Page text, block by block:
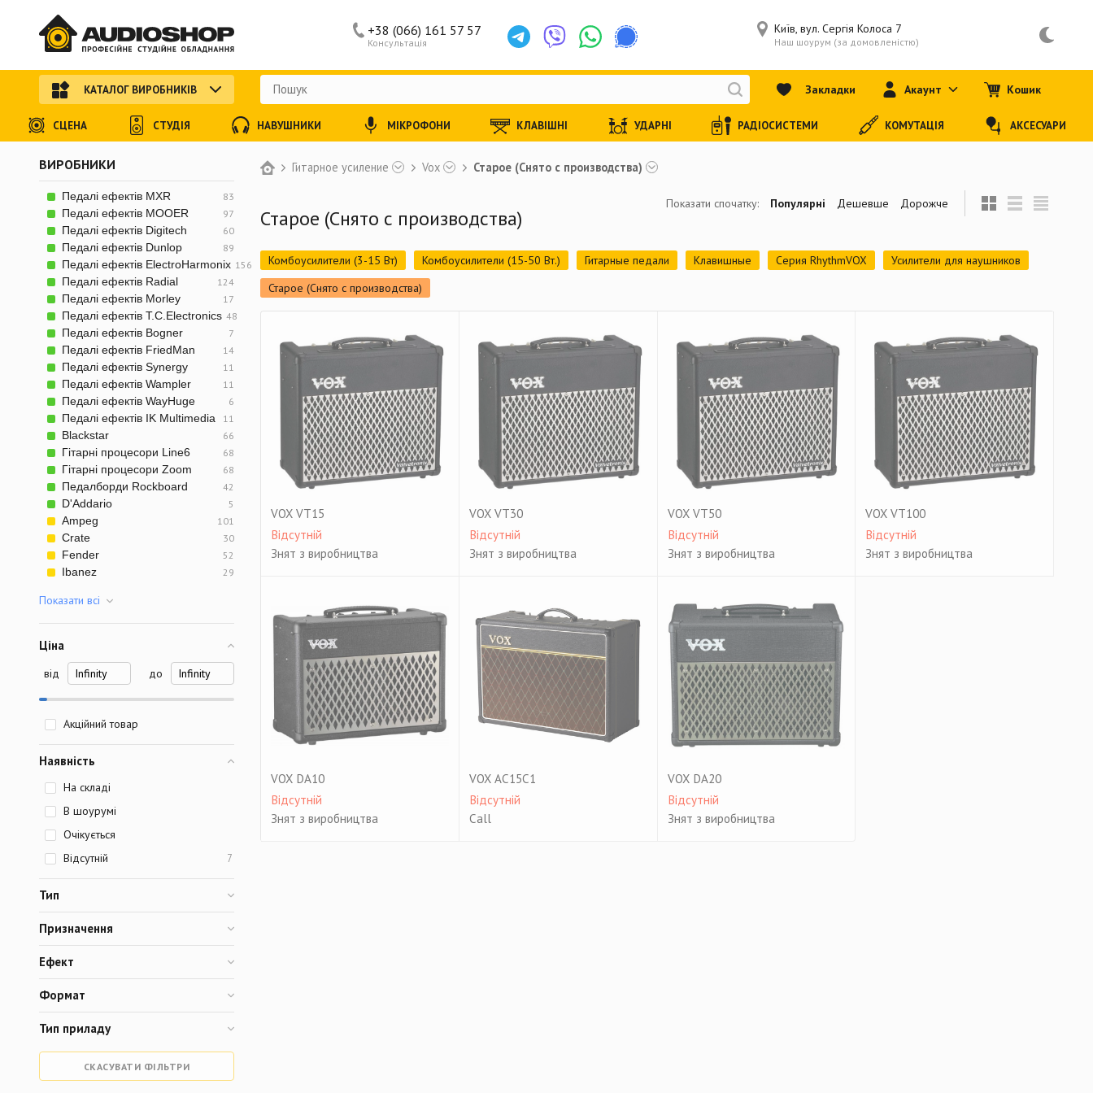
Гитарное усиление Vox Старое (Снято с производства)
Старое (Снято с производства)
Комбоусилители (3-15 Вт) Комбоусилители (15-50 Вт.) Гитарные педали Клавишные Серия RhythmVOX
Усилители для наушников
Старое (Снято с производства)
VOX VT15
Відсутній
Знят з виробництва
VOX VT30
Відсутній
Знят з виробництва
VOX VT50
Відсутній
Знят з виробництва
VOX VT100
Відсутній
Знят з виробництва
VOX DA10
Відсутній
Знят з виробництва
VOX AC15C1
Відсутній
Call
VOX DA20
Відсутній
Знят з виробництва
Показати спочатку: Популярні Дешевше Дорожче
ВИРОБНИКИ
Педалі ефектів MXR 83
Педалі ефектів MOOER 97
Педалі ефектів Digitech 60
Педалі ефектів Dunlop 89
Педалі ефектів ElectroHarmonix 156
Педалі ефектів Radial 124
Педалі ефектів Morley 17
Педалі ефектів T.C.Electronics 48
Педалі ефектів Bogner 7
Педалі ефектів FriedMan 14
Педалі ефектів Synergy 11
Педалі ефектів Wampler 11
Педалі ефектів WayHuge 6
Педалі ефектів IK Multimedia 11
Blackstar 66
Гітарні процесори Line6 68
Гітарні процесори Zoom 68
Педалборди Rockboard 42
D'Addario 5
Ampeg 101
Crate 30
Fender 52
Ibanez 29
Показати всi
Ціна
від до
Акційний товар
Наявність
На складі
В шоурумі
Очікується
Відсутній
7
Тип
Призначення
Ефект
Формат
Тип приладу
СКАСУВАТИ ФІЛЬТРИ
Консультація
+38 (066) 161 57 57 Київ, вул. Сергія Колоса 7
Наш шоурум (за домовленістю)
КАТАЛОГ ВИРОБНИКІВ Закладки Акаунт Кошик
СЦЕНА СТУДІЯ НАВУШНИКИ МІКРОФОНИ КЛАВІШНІ УДАРНІ РАДІОСИСТЕМИ КОМУТАЦІЯ АКСЕСУАРИ